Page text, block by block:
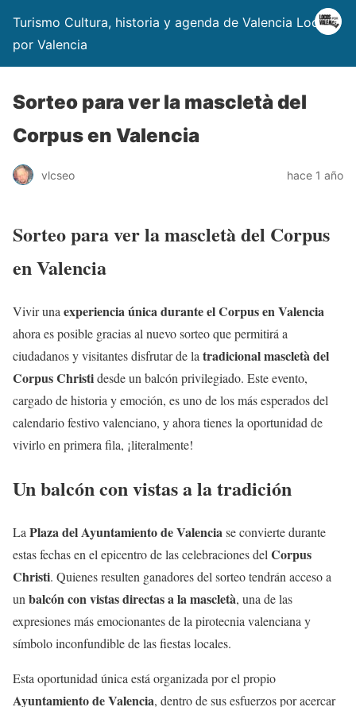
Turismo Cultura, historia y agenda de Valencia Locos
por Valencia
Sorteo para ver la mascletà del
Corpus en Valencia
vlcseo hace 1 año
Sorteo para ver la mascletà del Corpus
en Valencia
Vivir una experiencia única durante el Corpus en Valencia
ahora es posible gracias al nuevo sorteo que permitirá a
ciudadanos y visitantes disfrutar de la tradicional mascletà del
Corpus Christidesde un balcón privilegiado. Este evento,
cargado de historia y emoción, es uno de los más esperados del
calendario festivo valenciano, y ahora tienes la oportunidad de
vivirlo en primera fila, ¡literalmente!
Un balcón con vistas a la tradición
La Plaza del Ayuntamiento de Valenciase convierte durante
estas fechas en el epicentro de las celebraciones del Corpus
Christi. Quienes resulten ganadores del sorteo tendrán acceso a
un balcón con vistas directas a la mascletà, una de las
expresiones más emocionantes de la pirotecnia valenciana y
símbolo inconfundible de las fiestas locales.
Esta oportunidad única está organizada por el propio
Ayuntamiento de Valencia, dentro de sus esfuerzos por acercar